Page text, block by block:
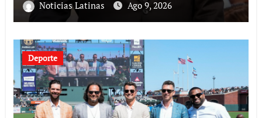
Noticias Latinas Ago 9, 2026
Deporte